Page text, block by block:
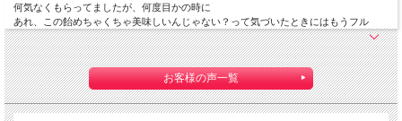
地釜・直火製法の昔懐かしい甘酸っぱい“フルーツドロッ
プ”
何気なくもらってましたが、何度目かの時に
あれ、この飴めちゃくちゃ美味しいんじゃない？って気づいたときにはもうフル
お客様の声一覧